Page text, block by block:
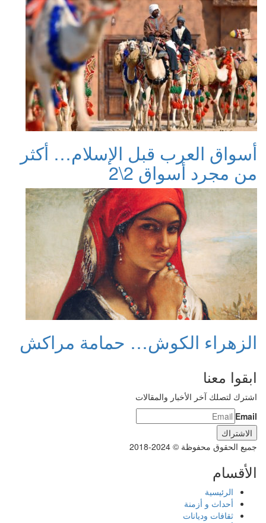
أسواق العرب قبل الإسلام… أكثر
من مجرد أسواق 2\2
الزهراء الكوش… حمامة مراكش
ابقوا معنا
اشترك لتصلك آخر الأخبار والمقالات
Email
جميع الحقوق محفوظة © 2024-2018
الأقسام
الرئيسية
أحداث و أزمنة
ثقافات وديانات